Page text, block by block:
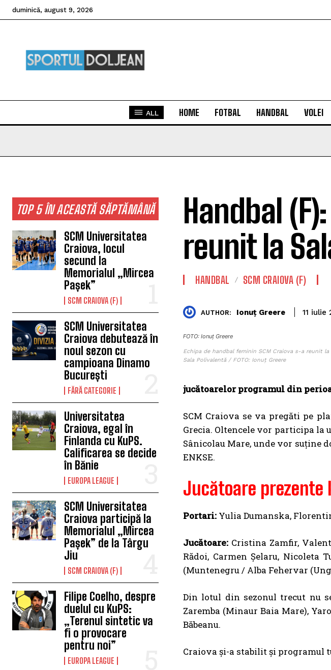
duminică, august 9, 2026
ALL HOME FOTBAL HANDBAL VOLEI
TOP 5 ÎN ACEASTĂ SĂPTĂMÂNĂ
SCM Universitatea
Craiova, locul
secund la
Memorialul „Mircea
Pașek”
SCM CRAIOVA (F)
SCM Universitatea
Craiova debutează în
noul sezon cu
campioana Dinamo
București
FĂRĂ CATEGORIE
Universitatea
Craiova, egal în
Finlanda cu KuPS.
Calificarea se decide
în Bănie
EUROPA LEAGUE
SCM Universitatea
Craiova participă la
Memorialul „Mircea
Pașek” de la Târgu
Jiu
SCM CRAIOVA (F)
Filipe Coelho, despre
duelul cu KuPS:
„Terenul sintetic va
fi o provocare
pentru noi”
EUROPA LEAGUE
Handbal
reunit la
HANDBAL SCM CRAIOVA (F)
AUTHOR: Ionuț Greere 11 iulie
FOTO: Ionuț Greere
Echipa de handbal feminin SCM Craiova s-a reunit la
Sala Polivalentă / FOTO: Ionuț Greere
jucătoarelor programul din
SCM Craiova se va pregăti pe
Grecia. Oltencele vor participa la
Sânicolau Mare, unde vor suține
ENKSE.
Jucătoare prezente
Portari: Yulia Dumanska,
Jucătoare: Cristina Zamfir,
Rădoi, Carmen Șelaru, Nicoleta
(Muntenegru / Alba Fehervar
Din lotul din sezonul trecut nu
Zaremba (Minaur Baia Mare),
Băbeanu.
Craiova și-a stabilit și programul